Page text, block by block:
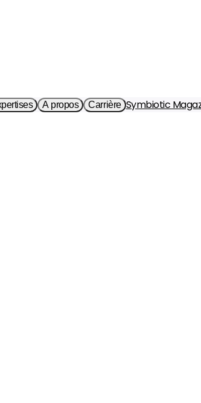
A propos Carrière Symbiotic